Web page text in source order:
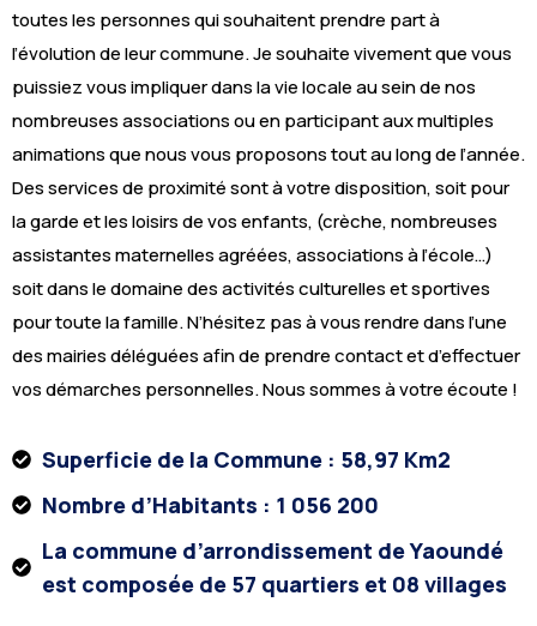
toutes les personnes qui souhaitent prendre part à
l’évolution de leur commune. Je souhaite vivement que vous
puissiez vous impliquer dans la vie locale au sein de nos
nombreuses associations ou en participant aux multiples
animations que nous vous proposons tout au long de l’année.
Des services de proximité sont à votre disposition, soit pour
la garde et les loisirs de vos enfants, (crèche, nombreuses
assistantes maternelles agréées, associations à l’école…)
soit dans le domaine des activités culturelles et sportives
pour toute la famille. N’hésitez pas à vous rendre dans l’une
des mairies déléguées afin de prendre contact et d’effectuer
vos démarches personnelles. Nous sommes à votre écoute !
Superficie de la Commune : 58,97 Km2
Nombre d’Habitants : 1 056 200
La commune d’arrondissement de Yaoundé
est composée de 57 quartiers et 08 villages
7
4
0
7
4
1
8
5
1
8
3
4
4
4
4
5
5
5
5
6